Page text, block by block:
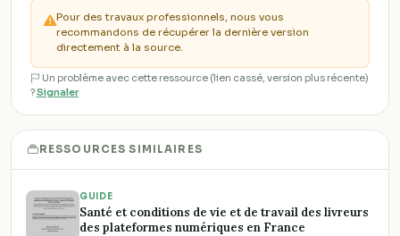
Pour des travaux professionnels, nous vous
recommandons de récupérer la dernière version
directement à la source.
Un problème avec cette ressource (lien cassé, version plus récente)
?Signaler
RESSOURCES SIMILAIRES
GUIDE
Santé et conditions de vie et de travail des livreurs
des plateformes numériques en France